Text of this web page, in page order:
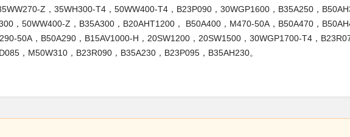
Z，35WH300-T4，50WW400-T4，B23P090，30WGP1600，B35A250，
，50WW400-Z，B35A300，B20AHT1200， B50A400，M470-50A，B50A470，
50A，B50A290，B15AV1000-H，20SW1200，20SW1500，30WGP1700-T4，
，M50W310，B23R090，B35A230，B23P095，B35AH230。